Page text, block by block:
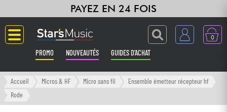
PAYEZ EN 24 FOIS
0
PROMO NOUVEAUTÉS GUIDES D'ACHAT
Langue
Accueil Micros & HF Micro sans fil
Ensemble émetteur récepteur hf
Rode